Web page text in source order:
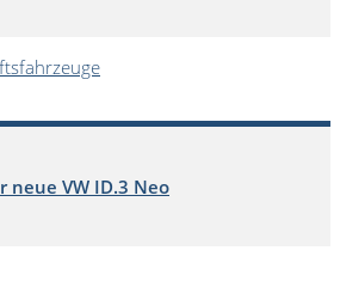
neue VW ID.3 Neo